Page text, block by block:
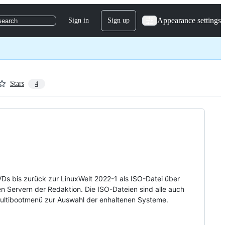
Sign in Sign up Appearance settings
Stars 4
bis zurück zur LinuxWelt 2022-1 als ISO-Datei über
der Redaktion. Die ISO-Dateien sind alle auch
zur Auswahl der enhaltenen Systeme.